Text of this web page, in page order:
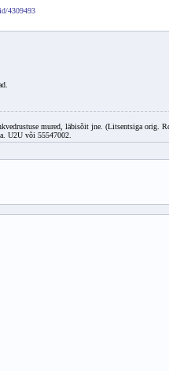
4309493
mured, läbisõit jne. (Litsentsiga orig.
U2U või 55547002.